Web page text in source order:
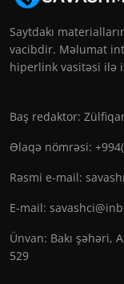
Saytdakı
vacibdir. Məlumat
hiperlink vasitəsi ilə
Baş redaktor:
Əlaqə nömrəsi:
Rəsmi e-mail:
E-mail:
Ünvan: Bakı şəhəri,
529